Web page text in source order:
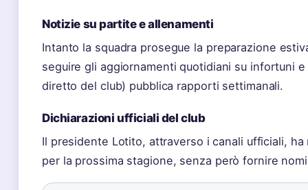
Notizie su partite e allenamenti
Intanto la squadra prosegue la preparazione
seguire gli aggiornamenti quotidiani su infortuni
diretto del club) pubblica rapporti settimanali.
Dichiarazioni ufficiali del club
Il presidente Lotito, attraverso i canali ufficiali,
per la prossima stagione, senza però fornire